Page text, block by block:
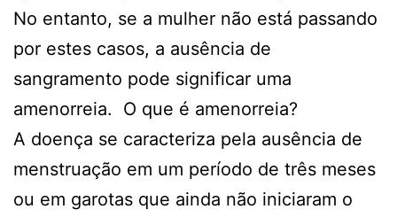
No entanto, se a mulher não está passando
por estes casos, a ausência de
sangramento pode significar uma
amenorreia. O que é amenorreia?
A doença se caracteriza pela ausência de
menstruação em um período de três meses
ou em garotas que ainda não iniciaram o